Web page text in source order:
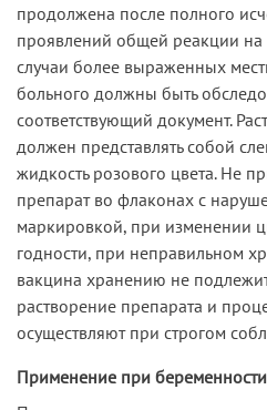
продолжена после полного
проявлений общей реакции на
случаи более выраженных
больного должны быть
соответствующий документ.
должен представлять собой
жидкость розового цвета. Не
препарат во флаконах с
маркировкой, при изменении
годности, при неправильном
вакцина хранению не
растворение препарата и
осуществляют при строгом
Применение при